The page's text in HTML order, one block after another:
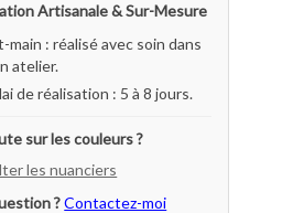
Artisanale & Sur-Mesure
main : réalisé avec soin dans
atelier.
de réalisation : 5 à 8 jours.
sur les couleurs ?
les nuanciers
?Contactez-moi